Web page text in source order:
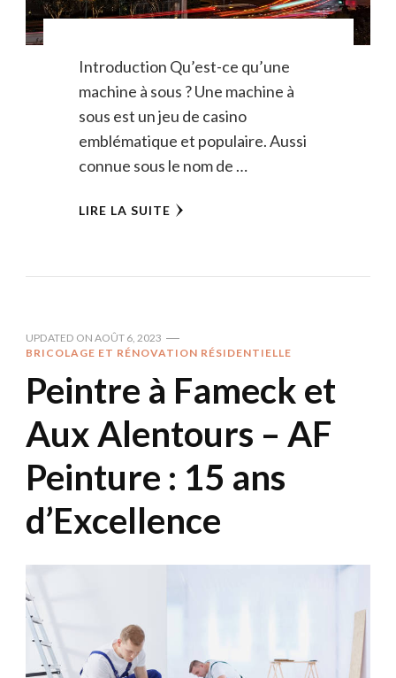
Introduction Qu’est-ce qu’une
machine à sous ? Une machine à
sous est un jeu de casino
emblématique et populaire. Aussi
connue sous le nom de …
LIRE LA SUITE
UPDATED ON AOÛT 6, 2023
BRICOLAGE ET RÉNOVATION RÉSIDENTIELLE
Peintre à Fameck et
Aux Alentours – AF
Peinture : 15 ans
d’Excellence